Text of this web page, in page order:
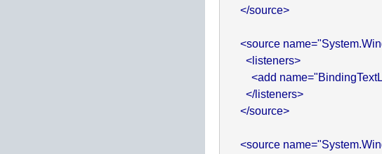
      </source>
<source
        <listeners>
<add
        </listeners>
      </source>
<source